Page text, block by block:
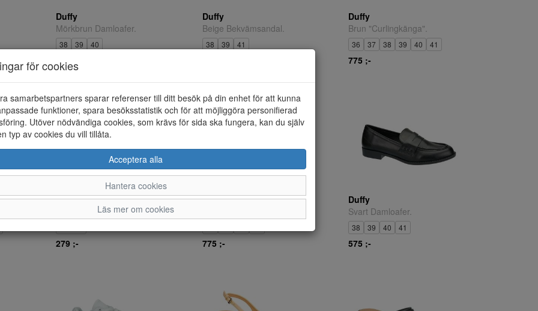
Duffy
Mörkbrun Damloafer.
38 39 40
465 ;-
Duffy
Beige Bekvämsandal.
38 39 41
Duffy
Brun "Curlingkänga".
36 37 38 39 40 41
775 ;-
Duffy
279 ;-
Duffy
775 ;-
Duffy
Svart Damloafer.
38 39 40 41
575 ;-
för cookies
samarbetspartners sparar referenser till ditt besök på din enhet för att kunna
funktioner, spara besöksstatistik och för att möjliggöra personifierad
Utöver nödvändiga cookies, som krävs för sida ska fungera, kan du själv
typ av cookies du vill tillåta.
Acceptera alla
Hantera cookies
Läs mer om cookies